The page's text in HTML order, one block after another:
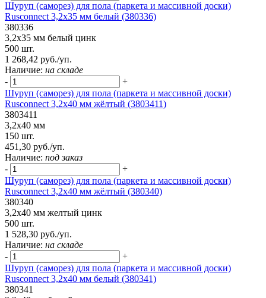
Шуруп (саморез) для пола (паркета и массивной доски)
Rusconnect 3,2х35 мм белый (380336)
380336
3,2х35 мм белый цинк
500 шт.
1 268,42 руб./уп.
Наличие: на складе
-
+
Шуруп (саморез) для пола (паркета и массивной доски)
Rusconnect 3,2х40 мм жёлтый (3803411)
3803411
3,2х40 мм
150 шт.
451,30 руб./уп.
Наличие: под заказ
-
+
Шуруп (саморез) для пола (паркета и массивной доски)
Rusconnect 3,2х40 мм жёлтый (380340)
380340
3,2х40 мм желтый цинк
500 шт.
1 528,30 руб./уп.
Наличие: на складе
-
+
Шуруп (саморез) для пола (паркета и массивной доски)
Rusconnect 3,2х40 мм белый (380341)
380341